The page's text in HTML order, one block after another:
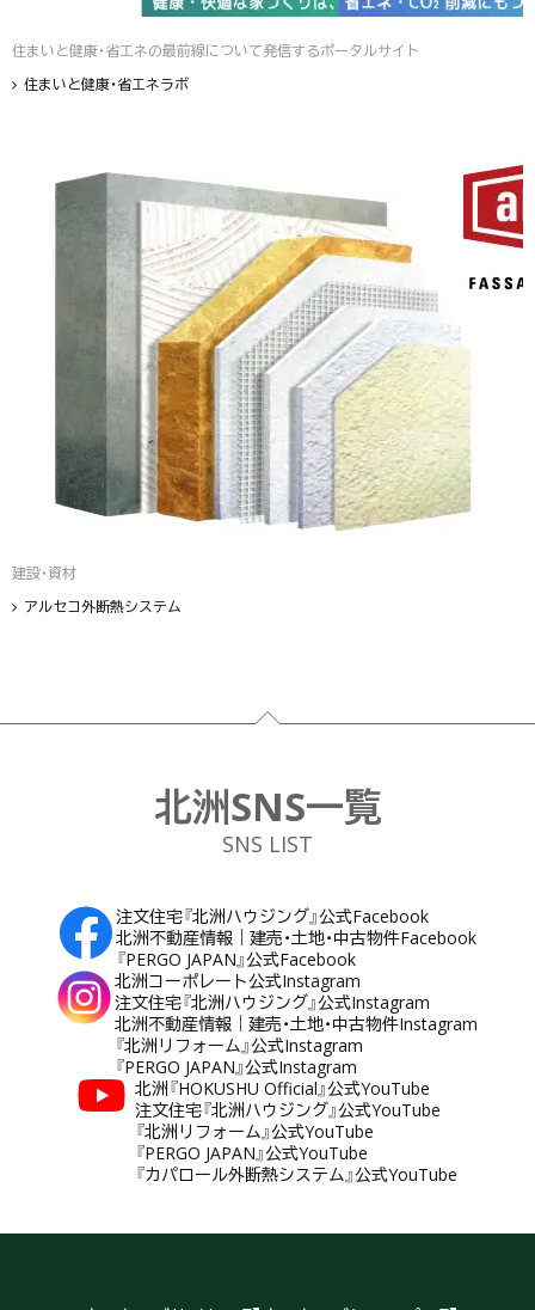
住まいと健康・省エネの最前線について発信するポータルサイト
住まいと健康・省エネラボ
建設・資材
アルセコ外断熱システム
フッター
北洲SNS一覧
SNS LIST
注文住宅『北洲ハウジング』公式Facebook
北洲不動産情報｜建売・土地・中古物件Facebook
『PERGO JAPAN』公式Facebook
北洲コーポレート公式Instagram
注文住宅『北洲ハウジング』公式Instagram
北洲不動産情報｜建売・土地・中古物件Instagram
『北洲リフォーム』公式Instagram
『PERGO JAPAN』公式Instagram
北洲『HOKUSHU Official』公式YouTube
注文住宅『北洲ハウジング』公式YouTube
『北洲リフォーム』公式YouTube
『PERGO JAPAN』公式YouTube
『カパロール外断熱システム』公式YouTube